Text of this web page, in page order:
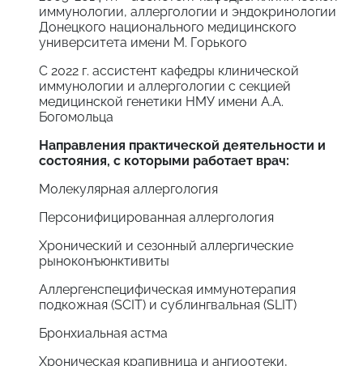
иммунологии, аллергологии и эндокринологии
Донецкого национального медицинского
университета имени М. Горького
С 2022 г. ассистент кафедры клинической
иммунологии и аллергологии с секцией
медицинской генетики НМУ имени А.А.
Богомольца
Направления практической деятельности и
состояния, с которыми работает врач:
Молекулярная аллергология
Персонифицированная аллергология
Хронический и сезонный аллергические
рыноконъюнктивиты
Аллергенспецифическая иммунотерапия
подкожная (SCIT) и сублингвальная (SLIT)
Бронхиальная астма
Хроническая крапивница и ангиоотеки,